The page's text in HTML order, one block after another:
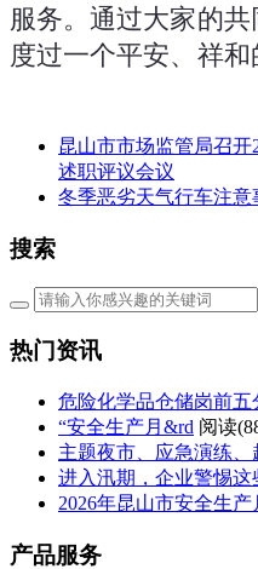
服务。通过大家的
度过一个平安、祥和
昆山市市场监管局召
述职评议会议
冬季恶劣天气行车注意
搜索
热门资讯
危险化学品仓储岗前五
“安全生产月&rd 阅读(
主题夜市、应急演练、
进入汛期，企业警惕这
2026年昆山市安全生产
产品服务